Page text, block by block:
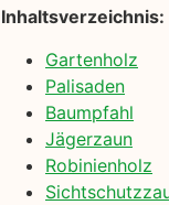
Inhaltsverzeichnis:
Gartenholz
Palisaden
Baumpfahl
Jägerzaun
Robinienholz